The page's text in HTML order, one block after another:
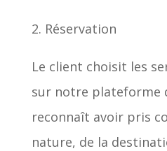
2. Réservation
Le client choisit les
sur notre plateforme
reconnaît avoir pris
nature, de la